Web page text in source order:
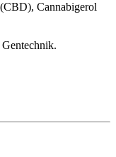
Cannabigerol